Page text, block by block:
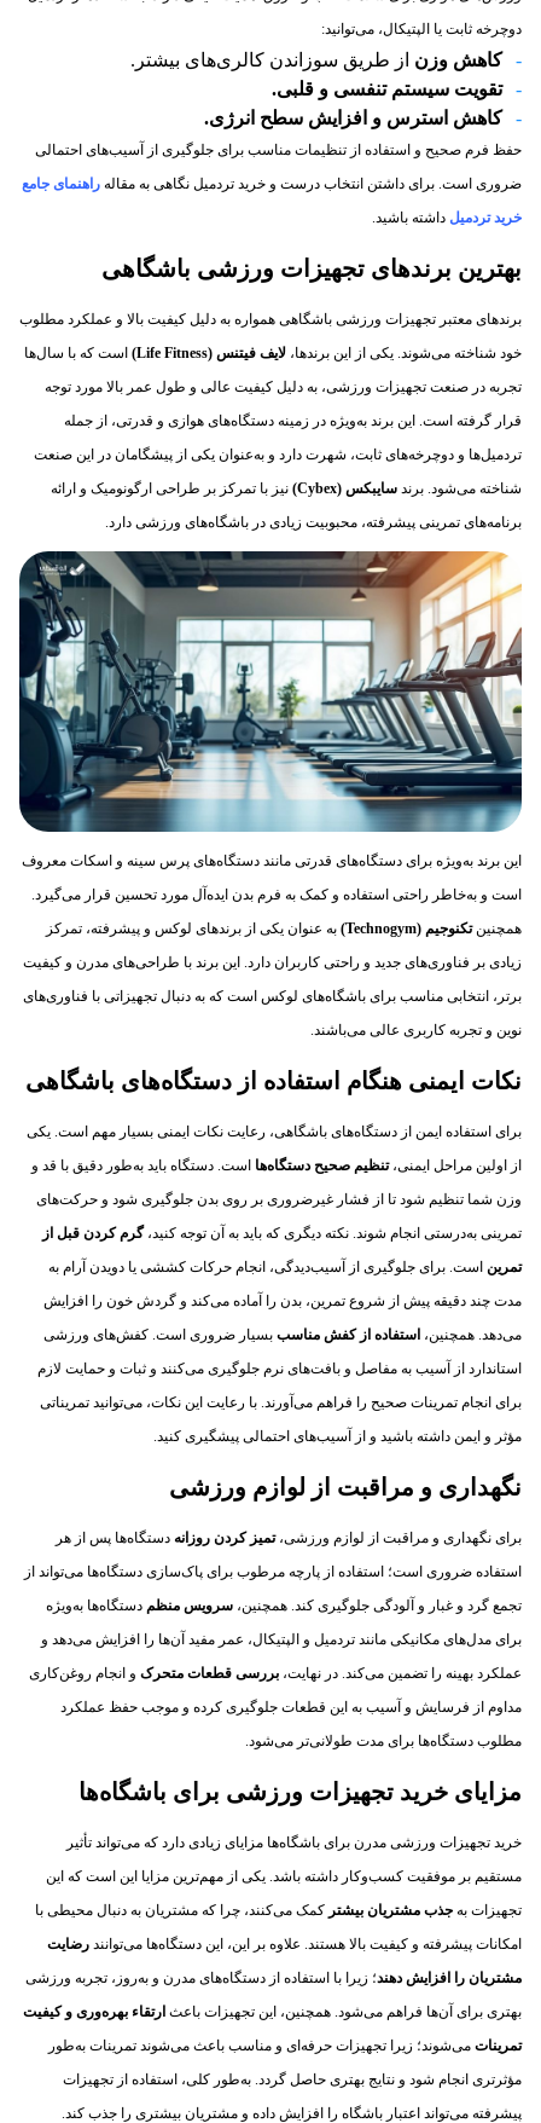
دوچرخه ثابت یا الپتیکال، می‌توانید:
کاهش وزن از طریق سوزاندن کالری‌های بیشتر.
تقویت سیستم تنفسی و قلبی.
کاهش استرس و افزایش سطح انرژی.
حفظ فرم صحیح و استفاده از تنظیمات مناسب برای جلوگیری از آسیب‌های احتمالی
ضروری است. برای داشتن انتخاب درست و خرید تردمیل نگاهی به مقاله راهنمای جامع
خرید تردمیل داشته باشید.
بهترین برندهای تجهیزات ورزشی باشگاهی
برندهای معتبر تجهیزات ورزشی باشگاهی همواره به دلیل کیفیت بالا و عملکرد مطلوب
خود شناخته می‌شوند. یکی از این برندها، لایف فیتنس (Life Fitness)
است که با سال‌ها
تجربه در صنعت تجهیزات ورزشی، به دلیل کیفیت عالی و طول عمر بالا مورد توجه
قرار گرفته است. این برند به‌ویژه در زمینه دستگاه‌های هوازی و قدرتی، از جمله
تردمیل‌ها و دوچرخه‌های ثابت، شهرت دارد و به‌عنوان یکی از پیشگامان در این صنعت
شناخته می‌شود. برند سایبکس (Cybex)
نیز با تمرکز بر طراحی ارگونومیک و ارائه
برنامه‌های تمرینی پیشرفته، محبوبیت زیادی در باشگاه‌های ورزشی دارد.
این برند به‌ویژه برای دستگاه‌های قدرتی مانند دستگاه‌های پرس سینه و اسکات معروف
است و به‌خاطر راحتی استفاده و کمک به فرم بدن ایده‌آل مورد تحسین قرار می‌گیرد.
همچنینتکنوجیم (Technogym)
به عنوان یکی از برندهای لوکس و پیشرفته، تمرکز
زیادی بر فناوری‌های جدید و راحتی کاربران دارد. این برند با طراحی‌های مدرن و کیفیت
برتر، انتخابی مناسب برای باشگاه‌های لوکس است که به دنبال تجهیزاتی با فناوری‌های
نوین و تجربه کاربری عالی می‌باشند.
نکات ایمنی هنگام استفاده از دستگاه‌های باشگاهی
برای استفاده ایمن از دستگاه‌های باشگاهی، رعایت نکات ایمنی بسیار مهم است. یکی
از اولین مراحل ایمنی،تنظیم صحیح دستگاه‌ها است. دستگاه باید به‌طور دقیق با قد و
وزن شما تنظیم شود تا از فشار غیرضروری بر روی بدن جلوگیری شود و حرکت‌های
تمرینی به‌درستی انجام شوند. نکته دیگری که باید به آن توجه کنید،گرم کردن قبل از
تمرین است. برای جلوگیری از آسیب‌دیدگی، انجام حرکات کششی یا دویدن آرام به
مدت چند دقیقه پیش از شروع تمرین، بدن را آماده می‌کند و گردش خون را افزایش
می‌دهد. همچنین، استفاده از کفش مناسب بسیار ضروری است. کفش‌های ورزشی
استاندارد از آسیب به مفاصل و بافت‌های نرم جلوگیری می‌کنند و ثبات و حمایت لازم
برای انجام تمرینات صحیح را فراهم می‌آورند. با رعایت این نکات، می‌توانید تمریناتی
مؤثر و ایمن داشته باشید و از آسیب‌های احتمالی پیشگیری کنید.
نگهداری و مراقبت از لوازم ورزشی
برای نگهداری و مراقبت از لوازم ورزشی،تمیز کردن روزانه دستگاه‌ها پس از هر
استفاده ضروری است؛ استفاده از پارچه مرطوب برای پاک‌سازی دستگاه‌ها می‌تواند از
تجمع گرد و غبار و آلودگی جلوگیری کند. همچنین، سرویس منظم دستگاه‌ها به‌ویژه
برای مدل‌های مکانیکی مانند تردمیل و الپتیکال، عمر مفید آن‌ها را افزایش می‌دهد و
عملکرد بهینه را تضمین می‌کند. در نهایت، بررسی قطعات متحرک و انجام روغن‌کاری
مداوم از فرسایش و آسیب به این قطعات جلوگیری کرده و موجب حفظ عملکرد
مطلوب دستگاه‌ها برای مدت طولانی‌تر می‌شود.
مزایای خرید تجهیزات ورزشی برای باشگاه‌ها
خرید تجهیزات ورزشی مدرن برای باشگاه‌ها مزایای زیادی دارد که می‌تواند تأثیر
مستقیم بر موفقیت کسب‌وکار داشته باشد. یکی از مهم‌ترین مزایا این است که این
تجهیزات به جذب مشتریان بیشتر کمک می‌کنند، چرا که مشتریان به دنبال محیطی با
امکانات پیشرفته و کیفیت بالا هستند. علاوه بر این، این دستگاه‌ها می‌توانند رضایت
مشتریان را افزایش دهند؛ زیرا با استفاده از دستگاه‌های مدرن و به‌روز، تجربه ورزشی
بهتری برای آن‌ها فراهم می‌شود. همچنین، این تجهیزات باعث ارتقاء بهره‌وری و کیفیت
تمرینات می‌شوند؛ زیرا تجهیزات حرفه‌ای و مناسب باعث می‌شوند تمرینات به‌طور
مؤثرتری انجام شود و نتایج بهتری حاصل گردد. به‌طور کلی، استفاده از تجهیزات
پیشرفته می‌تواند اعتبار باشگاه را افزایش داده و مشتریان بیشتری را جذب کند.